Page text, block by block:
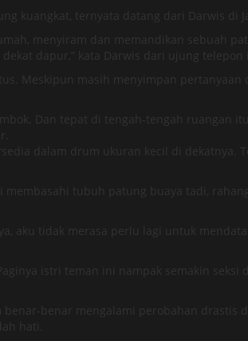
kuangkat, ternyata datang dari Darwis di
menyiram dan memandikan sebuah
dapur,” kata Darwis dari ujung telepon
Meskipun masih menyimpan pertanyaan
Dan tepat di tengah-tengah ruangan
dalam drum ukuran kecil di dekatnya.
tubuh patung buaya tadi,
aku tidak merasa perlu lagi untuk
istri teman ini nampak semakin seksi
benar mengalami perobahan drastis
hati.